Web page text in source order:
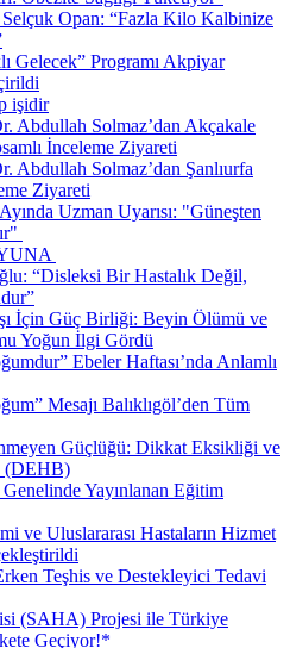
Opan: “Fazla Kilo Kalbinize
Gelecek” Programı Akpiyar
işidir
Abdullah Solmaz’dan Akçakale
İnceleme Ziyareti
Abdullah Solmaz’dan Şanlıurfa
Ziyareti
Uzman Uyarısı: "Güneşten
“Disleksi Bir Hastalık Değil,
İçin Güç Birliği: Beyin Ölümü ve
Yoğun İlgi Gördü
Ebeler Haftası’nda Anlamlı
Mesajı Balıklıgöl’den Tüm
Güçlüğü: Dikkat Eksikliği ve
(DEHB)
Yayınlanan Eğitim
ve Uluslararası Hastaların Hizmet
Teşhis ve Destekleyici Tedavi
(SAHA) Projesi ile Türkiye
Geçiyor!*